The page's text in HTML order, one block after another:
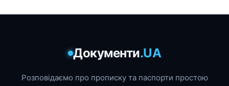
Документи.UA
Розповідаємо про прописку та паспорти простою